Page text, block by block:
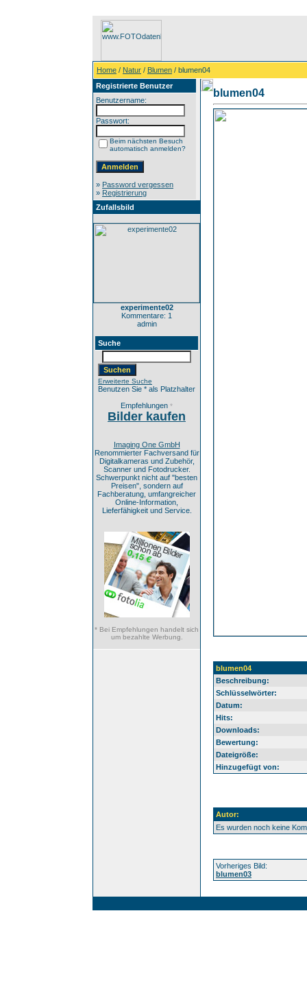
Home / Natur / Blumen / blumen04
Registrierte Benutzer
Benutzername:
Passwort:
Beim nächsten Besuch
automatisch anmelden?
» Password vergessen
» Registrierung
Zufallsbild
experimente02
Kommentare: 1
admin
Suche
Erweiterte Suche
Benutzen Sie * als Platzhalter
Empfehlungen *
Bilder kaufen
Imaging One GmbH
Renommierter Fachversand für
Digitalkameras und Zubehör,
Scanner und Fotodrucker.
Schwerpunkt nicht auf "besten
Preisen", sondern auf
Fachberatung, umfangreicher
Online-Information,
Lieferfähigkeit und Service.
* Bei Empfehlungen handelt sich
um bezahlte Werbung.
blumen04
blumen04
Beschreibung:
Schlüsselwörter:
Datum:
Hits:
Downloads:
Bewertung:
Dateigröße:
Hinzugefügt von:
Autor:
Es wurden noch keine
Vorheriges Bild:
blumen03